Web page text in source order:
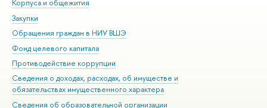
Корпуса и общежития
Закупки
Обращения граждан в НИУ ВШЭ
Фонд целевого капитала
Противодействие коррупции
Сведения о доходах, расходах, об имуществе и
обязательствах имущественного характера
Сведения об образовательной организации